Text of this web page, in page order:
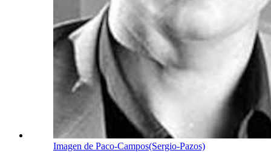
Imagen de Paco-Campos(Sergio-Pazos)